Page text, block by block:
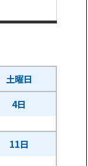
土曜日
4日
11日